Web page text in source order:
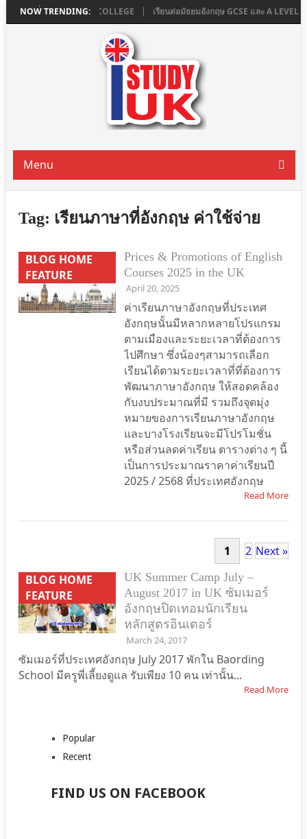
NOW TRENDING:
ที่ ASHBOURNE COLLEGE เรียนต่อมัธยมอังกฤษ GCSE และ A LEVEL
Menu
Tag: เรียนภาษาที่อังกฤษ ค่าใช้จ่าย
BLOG HOME
FEATURE
Prices & Promotions of English
Courses 2025 in the UK
April 20, 2025
ค่าเรียนภาษาอังกฤษที่ประเทศ
อังกฤษนั้นมีหลากหลายโปรแกรม
ตามเมืองและระยะเวลาที่ต้องการ
ไปศึกษา ซึ่งน้องๆสามารถเลือก
เรียนได้ตามระยะเวลาที่ที่ต้องการ
พัฒนาภาษาอังกฤษ ให้สอดคล้อง
กับงบประมาณที่มี รวมถึงจุดมุ่ง
หมายของการเรียนภาษาอังกฤษ
และบางโรงเรียนจะมีโปรโมชั่น
หรือส่วนลดค่าเรียน ตารางต่าง ๆ นี้
เป็นการประมาณราคาค่าเรียนปี
2025 / 2568 ที่ประเทศอังกฤษ
Read More
1 2 Next »
BLOG HOME
FEATURE
UK Summer Camp July –
August 2017 in UK ซัมเมอร์
อังกฤษปิดเทอมนักเรียน
หลักสูตรอินเตอร์
March 24, 2017
ซัมเมอร์ที่ประเทศอังกฤษ July 2017 พักใน Baording
School มีครูพี่เลี้ยงดูแล รับเพียง 10 คน เท่านั้น...
Read More
Popular
Recent
FIND US ON FACEBOOK